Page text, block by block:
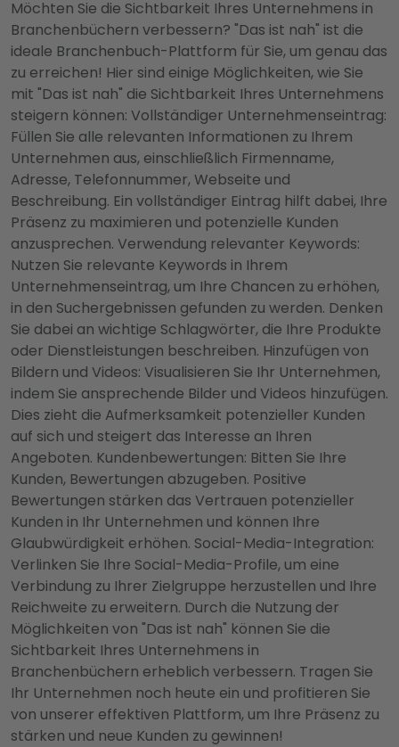
Möchten Sie die Sichtbarkeit Ihres Unternehmens in
Branchenbüchern verbessern? "Das ist nah" ist die
ideale Branchenbuch-Plattform für Sie, um genau das
zu erreichen! Hier sind einige Möglichkeiten, wie Sie
mit "Das ist nah" die Sichtbarkeit Ihres Unternehmens
steigern können: Vollständiger Unternehmenseintrag:
Füllen Sie alle relevanten Informationen zu Ihrem
Unternehmen aus, einschließlich Firmenname,
Adresse, Telefonnummer, Webseite und
Beschreibung. Ein vollständiger Eintrag hilft dabei, Ihre
Präsenz zu maximieren und potenzielle Kunden
anzusprechen. Verwendung relevanter Keywords:
Nutzen Sie relevante Keywords in Ihrem
Unternehmenseintrag, um Ihre Chancen zu erhöhen,
in den Suchergebnissen gefunden zu werden. Denken
Sie dabei an wichtige Schlagwörter, die Ihre Produkte
oder Dienstleistungen beschreiben. Hinzufügen von
Bildern und Videos: Visualisieren Sie Ihr Unternehmen,
indem Sie ansprechende Bilder und Videos hinzufügen.
Dies zieht die Aufmerksamkeit potenzieller Kunden
auf sich und steigert das Interesse an Ihren
Angeboten. Kundenbewertungen: Bitten Sie Ihre
Kunden, Bewertungen abzugeben. Positive
Bewertungen stärken das Vertrauen potenzieller
Kunden in Ihr Unternehmen und können Ihre
Glaubwürdigkeit erhöhen. Social-Media-Integration:
Verlinken Sie Ihre Social-Media-Profile, um eine
Verbindung zu Ihrer Zielgruppe herzustellen und Ihre
Reichweite zu erweitern. Durch die Nutzung der
Möglichkeiten von "Das ist nah" können Sie die
Sichtbarkeit Ihres Unternehmens in
Branchenbüchern erheblich verbessern. Tragen Sie
Ihr Unternehmen noch heute ein und profitieren Sie
von unserer effektiven Plattform, um Ihre Präsenz zu
stärken und neue Kunden zu gewinnen!